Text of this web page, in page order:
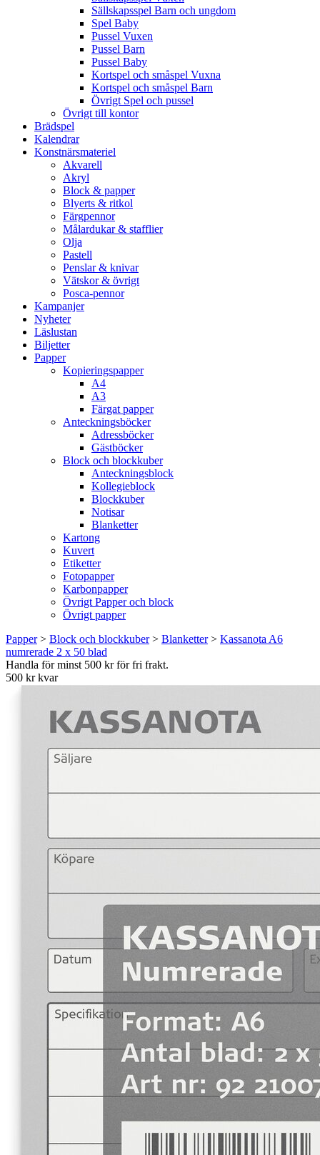
Sällskapsspel Barn och ungdom
Spel Baby
Pussel Vuxen
Pussel Barn
Pussel Baby
Kortspel och småspel Vuxna
Kortspel och småspel Barn
Övrigt Spel och pussel
Övrigt till kontor
Brädspel
Kalendrar
Konstnärsmateriel
Akvarell
Akryl
Block & papper
Blyerts & ritkol
Färgpennor
Målardukar & stafflier
Olja
Pastell
Penslar & knivar
Vätskor & övrigt
Posca-pennor
Kampanjer
Nyheter
Läslustan
Biljetter
Papper
Kopieringspapper
A4
A3
Färgat papper
Anteckningsböcker
Adressböcker
Gästböcker
Block och blockkuber
Anteckningsblock
Kollegieblock
Blockkuber
Notisar
Blanketter
Kartong
Kuvert
Etiketter
Fotopapper
Karbonpapper
Övrigt Papper och block
Övrigt papper
Papper> Block och blockkuber> Blanketter> Kassanota A6
numrerade 2 x 50 blad
Handla för minst 500 kr för fri frakt.
500 kr kvar